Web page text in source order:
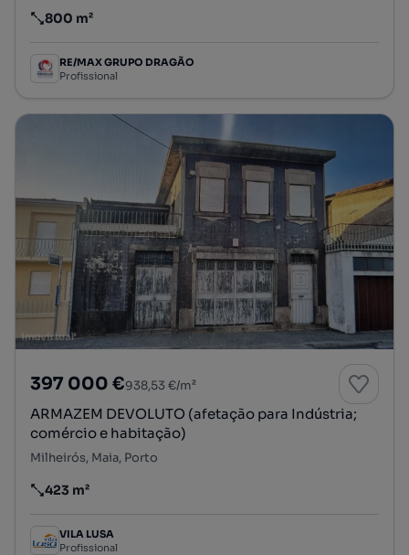
Preço por metro quadrado
800 m²
RE/MAX GRUPO DRAGÃO
Profissional
397 000 €938,53 €/m²
ARMAZEM DEVOLUTO (afetação para Indústria;
comércio e habitação)
Milheirós, Maia, Porto
Preço por metro quadrado
423 m²
VILA LUSA
Profissional